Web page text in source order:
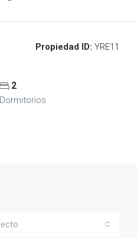
Propiedad ID: YRE11
2
Dormitorios